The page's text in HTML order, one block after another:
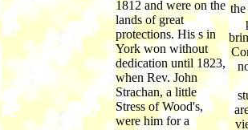
1812 and were on the
lands of great
protections. His s in
York won without
dedication until 1823,
when Rev. John
Strachan, a little
Stress of Wood's,
were him for a